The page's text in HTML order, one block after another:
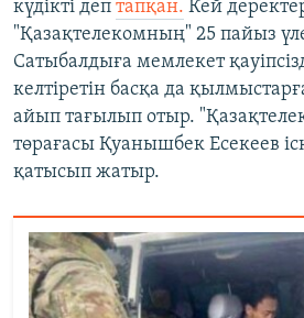
күдікті деп тапқан. Кей
"Қазақтелекомның" 25 пайыз
Сатыбалдыға мемлекет
келтіретін басқа да
айып тағылып отыр.
төрағасы Қуанышбек Есекеев
қатысып жатыр.